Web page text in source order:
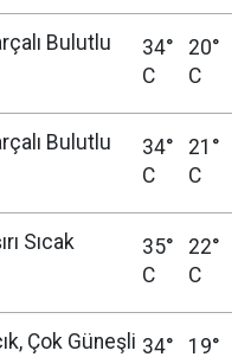
Bulutlu
34°
C
20°
C
Bulutlu
34°
C
21°
C
Sıcak
35°
C
22°
C
Çok Güneşli 34°
19°